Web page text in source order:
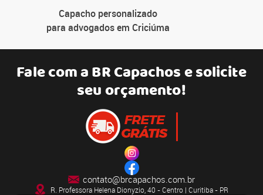
Capacho personalizado
para advogados em Criciúma
Fale com aBR Capachose solicite
seu orçamento!
contato@brcapachos.com.br
R. Professora Helena Dionyzio, 40 - Centro | Curitiba - PR